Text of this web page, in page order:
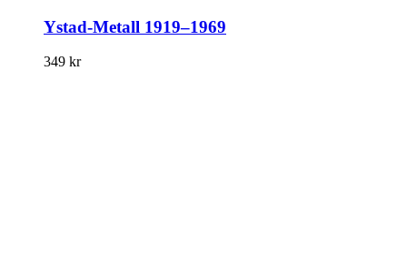
Ystad-Metall 1919–1969
349 kr